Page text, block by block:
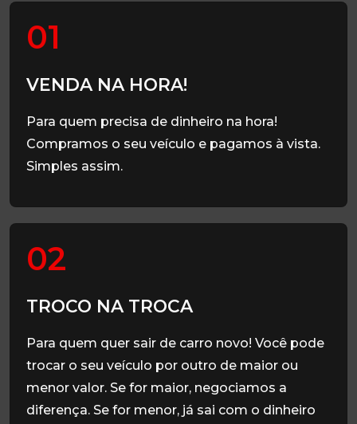
01
VENDA NA HORA!
Para quem precisa de dinheiro na hora!
Compramos o seu veículo e pagamos à vista.
Simples assim.
02
TROCO NA TROCA
Para quem quer sair de carro novo! Você pode
trocar o seu veículo por outro de maior ou
menor valor. Se for maior, negociamos a
diferença. Se for menor, já sai com o dinheiro